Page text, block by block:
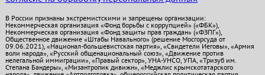
В России признаны экстремистскими и запрещены организации:
Некоммерческая организация «Фонд борьбы с коррупцией» («ФБК»),
Некоммерческая организация «Фонд защиты прав граждан» («ФЗПГ»),
Общественное движение «Штабы Навального» (решение Мосгорсуда от
09.06.2021), «Национал-большевистская партия», «Свидетели Иеговы», «Армия
воли народа», «Русский общенациональный союз», «Движение против
нелегальной иммиграции», «Правый сектор», УНА-УНСО, УПА, «Тризуб им.
Степана Бандеры», «Мизантропик дивижн», «Меджлис крымскотатарского